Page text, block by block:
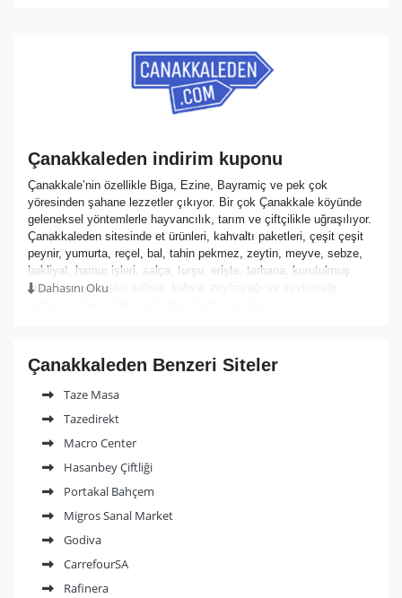
Çanakkaleden indirim kuponu
Çanakkale’nin özellikle Biga, Ezine, Bayramiç ve pek çok
yöresinden şahane lezzetler çıkıyor. Bir çok Çanakkale köyünde
geleneksel yöntemlerle hayvancılık, tarım ve çiftçilikle uğraşılıyor.
Çanakkaleden sitesinde et ürünleri, kahvaltı paketleri, çeşit çeşit
peynir, yumurta, reçel, bal, tahin pekmez, zeytin, meyve, sebze,
bakliyat, hamur işleri, salça, turşu, erişte, tarhana, kurutulmuş
otlar, kuru yemişler, tatlılar, kahve, zeytinyağı ve zeytinyağı
Dahasını Oku
Çanakkaleden Benzeri Siteler
Taze Masa
Tazedirekt
Macro Center
Hasanbey Çiftliği
Portakal Bahçem
Migros Sanal Market
Godiva
CarrefourSA
Rafinera